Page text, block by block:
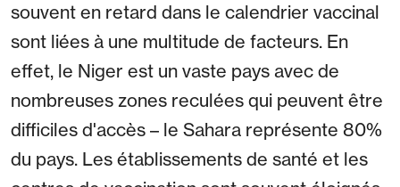
souvent en retard dans le calendrier vaccinal
sont liées à une multitude de facteurs. En
effet, le Niger est un vaste pays avec de
nombreuses zones reculées qui peuvent être
difficiles d'accès – le Sahara représente 80%
du pays. Les établissements de santé et les